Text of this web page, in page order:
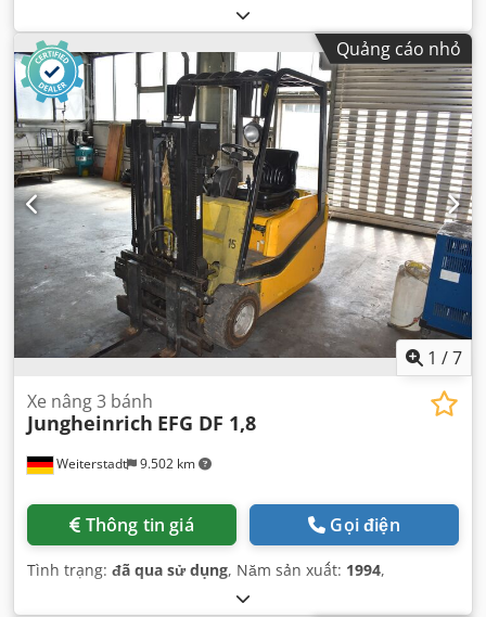
Quảng cáo nhỏ
1 /7
Weiterstadt 9.502 km
Xe nâng 3 bánh
Jungheinrich EFG DF 1,8
Thông tin giá Gọi điện
Tình trạng: đã qua sử dụng, Năm sản xuất: 1994,